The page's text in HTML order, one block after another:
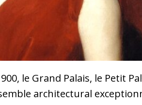
le Grand Palais, le Petit
architectural